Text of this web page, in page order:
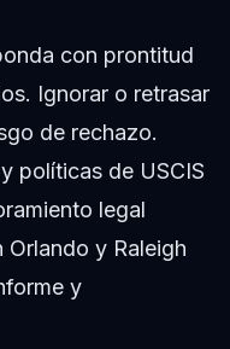
con prontitud
Ignorar o retrasar
de rechazo.
políticas de USCIS
legal
y Raleigh
y